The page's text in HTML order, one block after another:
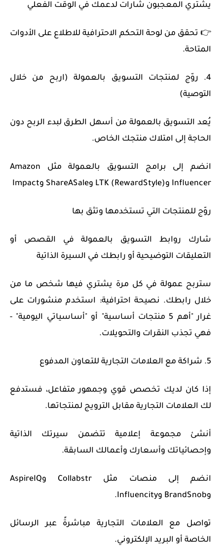
يشتري المعجبون شارات لدعمك في الوقت الفعلي
👉 تحقق من لوحة التحكم الاحترافية للاطلاع على الأدوات
المتاحة.
4. روّج لمنتجات التسويق بالعمولة (اربح من خلال
التوصية)
يُعد التسويق بالعمولة من أسهل الطرق لبدء الربح دون
الحاجة إلى امتلاك منتجك الخاص.
انضم إلى برامج التسويق بالعمولة مثل Amazon
Influencer وLTK (RewardStyle) وShareASale وImpact
روّج للمنتجات التي تستخدمها وتثق بها
شارك روابط التسويق بالعمولة في القصص أو
التعليقات التوضيحية أو رابطك في السيرة الذاتية
ستربح عمولة في كل مرة يشتري فيها شخص ما من
خلال رابطك. نصيحة احترافية: استخدم منشورات على
غرار "أهم 5 منتجات أساسية" أو "أساسياتي اليومية" -
فهي تجذب النقرات والتحويلات.
5. شراكة مع العلامات التجارية للتعاون المدفوع
إذا كان لديك تخصص قوي وجمهور متفاعل، فستدفع
لك العلامات التجارية مقابل الترويج لمنتجاتها.
أنشئ مجموعة إعلامية تتضمن سيرتك الذاتية
وإحصائياتك وأسعارك وأعمالك السابقة.
انضم إلى منصات مثل Collabstr وAspireIQ
وBrandSnob وInfluencity.
تواصل مع العلامات التجارية مباشرةً عبر الرسائل
الخاصة أو البريد الإلكتروني.